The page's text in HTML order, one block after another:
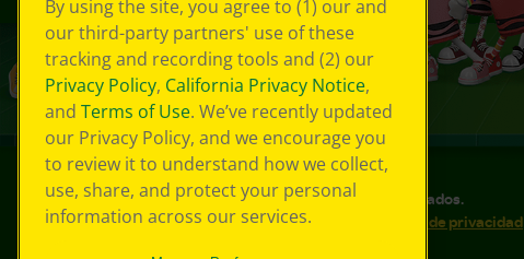
© 2026 Crayola® Todos los derechos reservados.
Sus opciones de privacidad
Política de privacidad
By using the site, you agree to (1) our and
our third-party partners' use of these
tracking and recording tools and (2) our
Privacy Policy, California Privacy Notice,
and Terms of Use. We’ve recently updated
our Privacy Policy, and we encourage you
to review it to understand how we collect,
use, share, and protect your personal
information across our services.